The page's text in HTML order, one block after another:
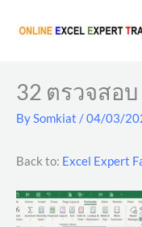
32 ตรวจสอ
BySomkiat /04/03/
Back to: Excel Expert